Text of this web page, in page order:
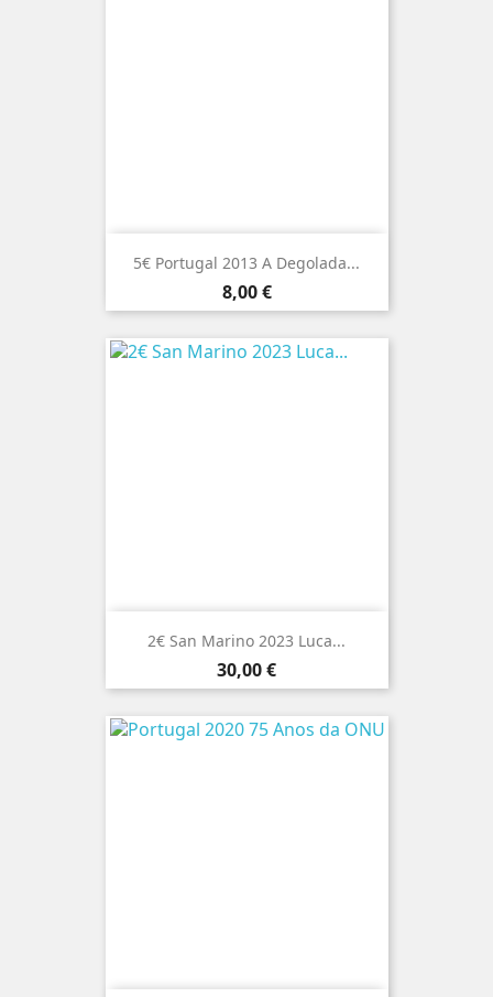
5€ Portugal 2013 A Degolada...
Preço
8,00 €
2€ San Marino 2023 Luca...
Preço
30,00 €